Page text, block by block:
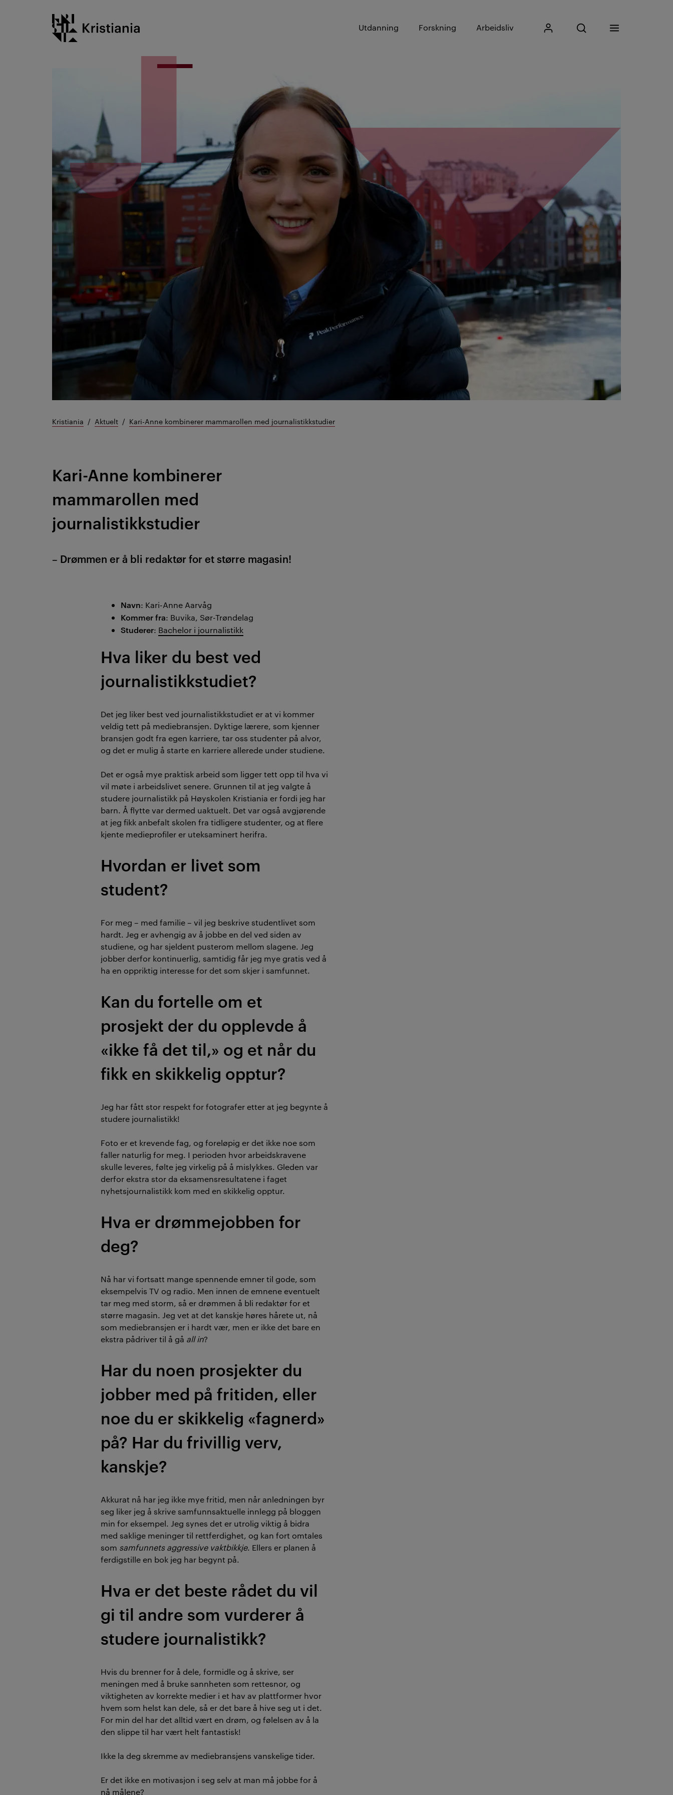
Kristiania logo
Utdanning Forskning Arbeidsliv Mitt KristianiaÅpne søk
Skriv inn søkefrase
Søk
Meny
Kristiania Aktuelt Kari-Anne kombinerer mammarollen med journalistikkstudier
Kari-Anne kombinerer
mammarollen med
journalistikkstudier
– Drømmen er å bli redaktør for et større magasin!
Navn: Kari-Anne Aarvåg
Kommer fra: Buvika, Sør-Trøndelag
Studerer: Bachelor i journalistikk
Hva liker du best ved
journalistikkstudiet?
Det jeg liker best ved journalistikkstudiet er at vi kommer
veldig tett på mediebransjen. Dyktige lærere, som kjenner
bransjen godt fra egen karriere, tar oss studenter på alvor,
og det er mulig å starte en karriere allerede under studiene.
Det er også mye praktisk arbeid som ligger tett opp til hva vi
vil møte i arbeidslivet senere. Grunnen til at jeg valgte å
studere journalistikk på Høyskolen Kristiania er fordi jeg har
barn. Å flytte var dermed uaktuelt. Det var også avgjørende
at jeg fikk anbefalt skolen fra tidligere studenter, og at flere
kjente medieprofiler er uteksaminert herifra.
Hvordan er livet som
student?
For meg – med familie – vil jeg beskrive studentlivet som
hardt. Jeg er avhengig av å jobbe en del ved siden av
studiene, og har sjeldent pusterom mellom slagene. Jeg
jobber derfor kontinuerlig, samtidig får jeg mye gratis ved å
ha en oppriktig interesse for det som skjer i samfunnet.
Kan du fortelle om et
prosjekt der du opplevde å
«ikke få det til,» og et når du
fikk en skikkelig opptur?
Jeg har fått stor respekt for fotografer etter at jeg begynte å
studere journalistikk!
Foto er et krevende fag, og foreløpig er det ikke noe som
faller naturlig for meg. I perioden hvor arbeidskravene
skulle leveres, følte jeg virkelig på å mislykkes. Gleden var
derfor ekstra stor da eksamensresultatene i faget
nyhetsjournalistikk kom med en skikkelig opptur.
Hva er drømmejobben for
deg?
Nå har vi fortsatt mange spennende emner til gode, som
eksempelvis TV og radio. Men innen de emnene eventuelt
tar meg med storm, så er drømmen å bli redaktør for et
større magasin. Jeg vet at det kanskje høres hårete ut, nå
som mediebransjen er i hardt vær, men er ikke det bare en
ekstra pådriver til å gå all in?
Har du noen prosjekter du
jobber med på fritiden, eller
noe du er skikkelig «fagnerd»
på? Har du frivillig verv,
kanskje?
Akkurat nå har jeg ikke mye fritid, men når anledningen byr
seg liker jeg å skrive samfunnsaktuelle innlegg på bloggen
min for eksempel. Jeg synes det er utrolig viktig å bidra
med saklige meninger til rettferdighet, og kan fort omtales
som samfunnets aggressive vaktbikkje. Ellers er planen å
ferdigstille en bok jeg har begynt på.
Hva er det beste rådet du vil
gi til andre som vurderer å
studere journalistikk?
Hvis du brenner for å dele, formidle og å skrive, ser
meningen med å bruke sannheten som rettesnor, og
viktigheten av korrekte medier i et hav av plattformer hvor
hvem som helst kan dele, så er det bare å hive seg ut i det.
For min del har det alltid vært en drøm, og følelsen av å la
den slippe til har vært helt fantastisk!
Ikke la deg skremme av mediebransjens vanskelige tider.
Er det ikke en motivasjon i seg selv at man må jobbe for å
nå målene?